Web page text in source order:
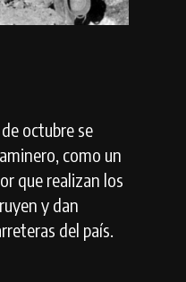
octubre se
como un
que realizan los
y dan
del país.